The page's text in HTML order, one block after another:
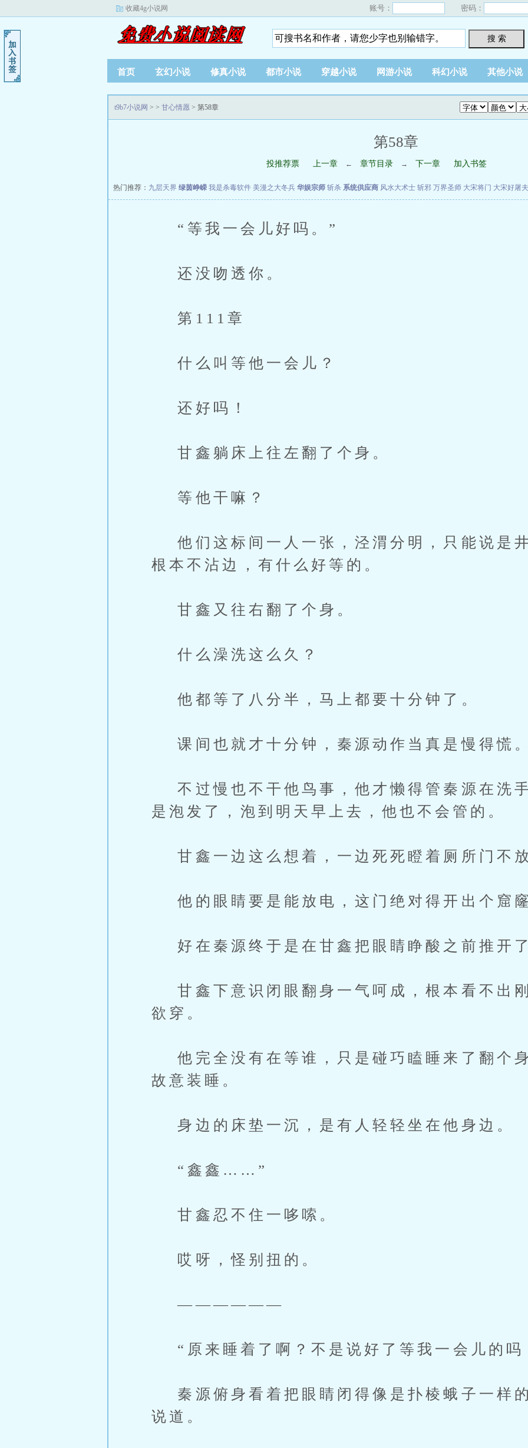
收藏4g小说网 账号： 密码：
搜 索
首页 玄幻小说 修真小说 都市小说 穿越小说 网游小说 科幻小说 其他小说
t9b7小说网 > > 甘心情愿 > 第58章
第58章
投推荐票 上一章 ← 章节目录 → 下一章 加入书签
热门推荐： 九层天界 绿茵峥嵘 我是杀毒软件 美漫之大冬兵 华娱宗师 斩杀 系统供应商 风水大术士 斩邪 万界圣师 大宋将门 大宋好屠夫
“等我一会儿好吗。”
还没吻透你。
第111章
什么叫等他一会儿？
还好吗！
甘鑫躺床上往左翻了个身。
等他干嘛？
他们这标间一人一张，泾渭分明，只能说是井
根本不沾边，有什么好等的。
甘鑫又往右翻了个身。
什么澡洗这么久？
他都等了八分半，马上都要十分钟了。
课间也就才十分钟，秦源动作当真是慢得慌。
不过慢也不干他鸟事，他才懒得管秦源在洗
是泡发了，泡到明天早上去，他也不会管的。
甘鑫一边这么想着，一边死死瞪着厕所门不放
他的眼睛要是能放电，这门绝对得开出个窟窿
好在秦源终于是在甘鑫把眼睛睁酸之前推开了
甘鑫下意识闭眼翻身一气呵成，根本看不出
欲穿。
他完全没有在等谁，只是碰巧瞌睡来了翻个
故意装睡。
身边的床垫一沉，是有人轻轻坐在他身边。
“鑫鑫……”
甘鑫忍不住一哆嗦。
哎呀，怪别扭的。
——————
“原来睡着了啊？不是说好了等我一会儿的吗
秦源俯身看着把眼睛闭得像是扑棱蛾子一样
说道。